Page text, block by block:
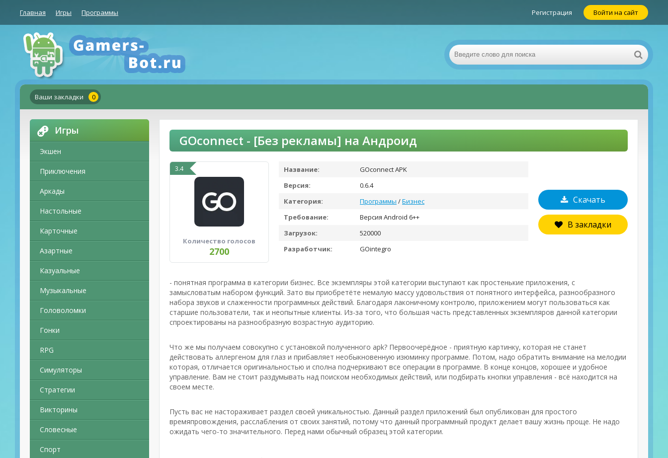
Главная Игры Программы Регистрация Войти на сайт
Ваши закладки 0
Игры
Экшен
Приключения
Аркады
Настольные
Карточные
Азартные
Казуальные
Музыкальные
Головоломки
Гонки
RPG
Симуляторы
Стратегии
Викторины
Словесные
Спорт
GOconnect - [Без рекламы] на Андроид
3.4
Количество голосов
2700
Скачать
В закладки
Название:
GOconnect APK
Версия:
0.6.4
Категория:
Программы /Бизнес
Требование:
Версия Android 6++
Загрузок:
520000
Разработчик:
GOintegro
- понятная программа в категории бизнес. Все экземпляры этой категории выступают как простенькие приложения, с
замысловатым набором функций. Зато вы приобретёте немалую массу удовольствия от понятного интерфейса, разнообразного
набора звуков и слаженности программных действий. Благодаря лаконичному контролю, приложением могут пользоваться как
старшие пользователи, так и неопытные клиенты. Из-за того, что большая часть представленных экземпляров данной категории
спроектированы на разнообразную возрастную аудиторию.
Что же мы получаем совокупно с установкой полученного apk? Первоочерёдное - приятную картинку, которая не станет
действовать аллергеном для глаз и прибавляет необыкновенную изюминку программе. Потом, надо обратить внимание на мелодии
которая, отличается оригинальностью и сполна подчеркивают все операции в программе. В конце концов, хорошее и удобное
управление. Вам не стоит раздумывать над поиском необходимых действий, или подбирать кнопки управления - всё находится на
своем месте.
Пусть вас не настораживает раздел своей уникальностью. Данный раздел приложений был опубликован для простого
времяпровождения, расслабления от своих занятий, потому что данный программный продукт делает вашу жизнь проще. Не надо
ожидать чего-то значительного. Перед нами обычный образец этой категории.